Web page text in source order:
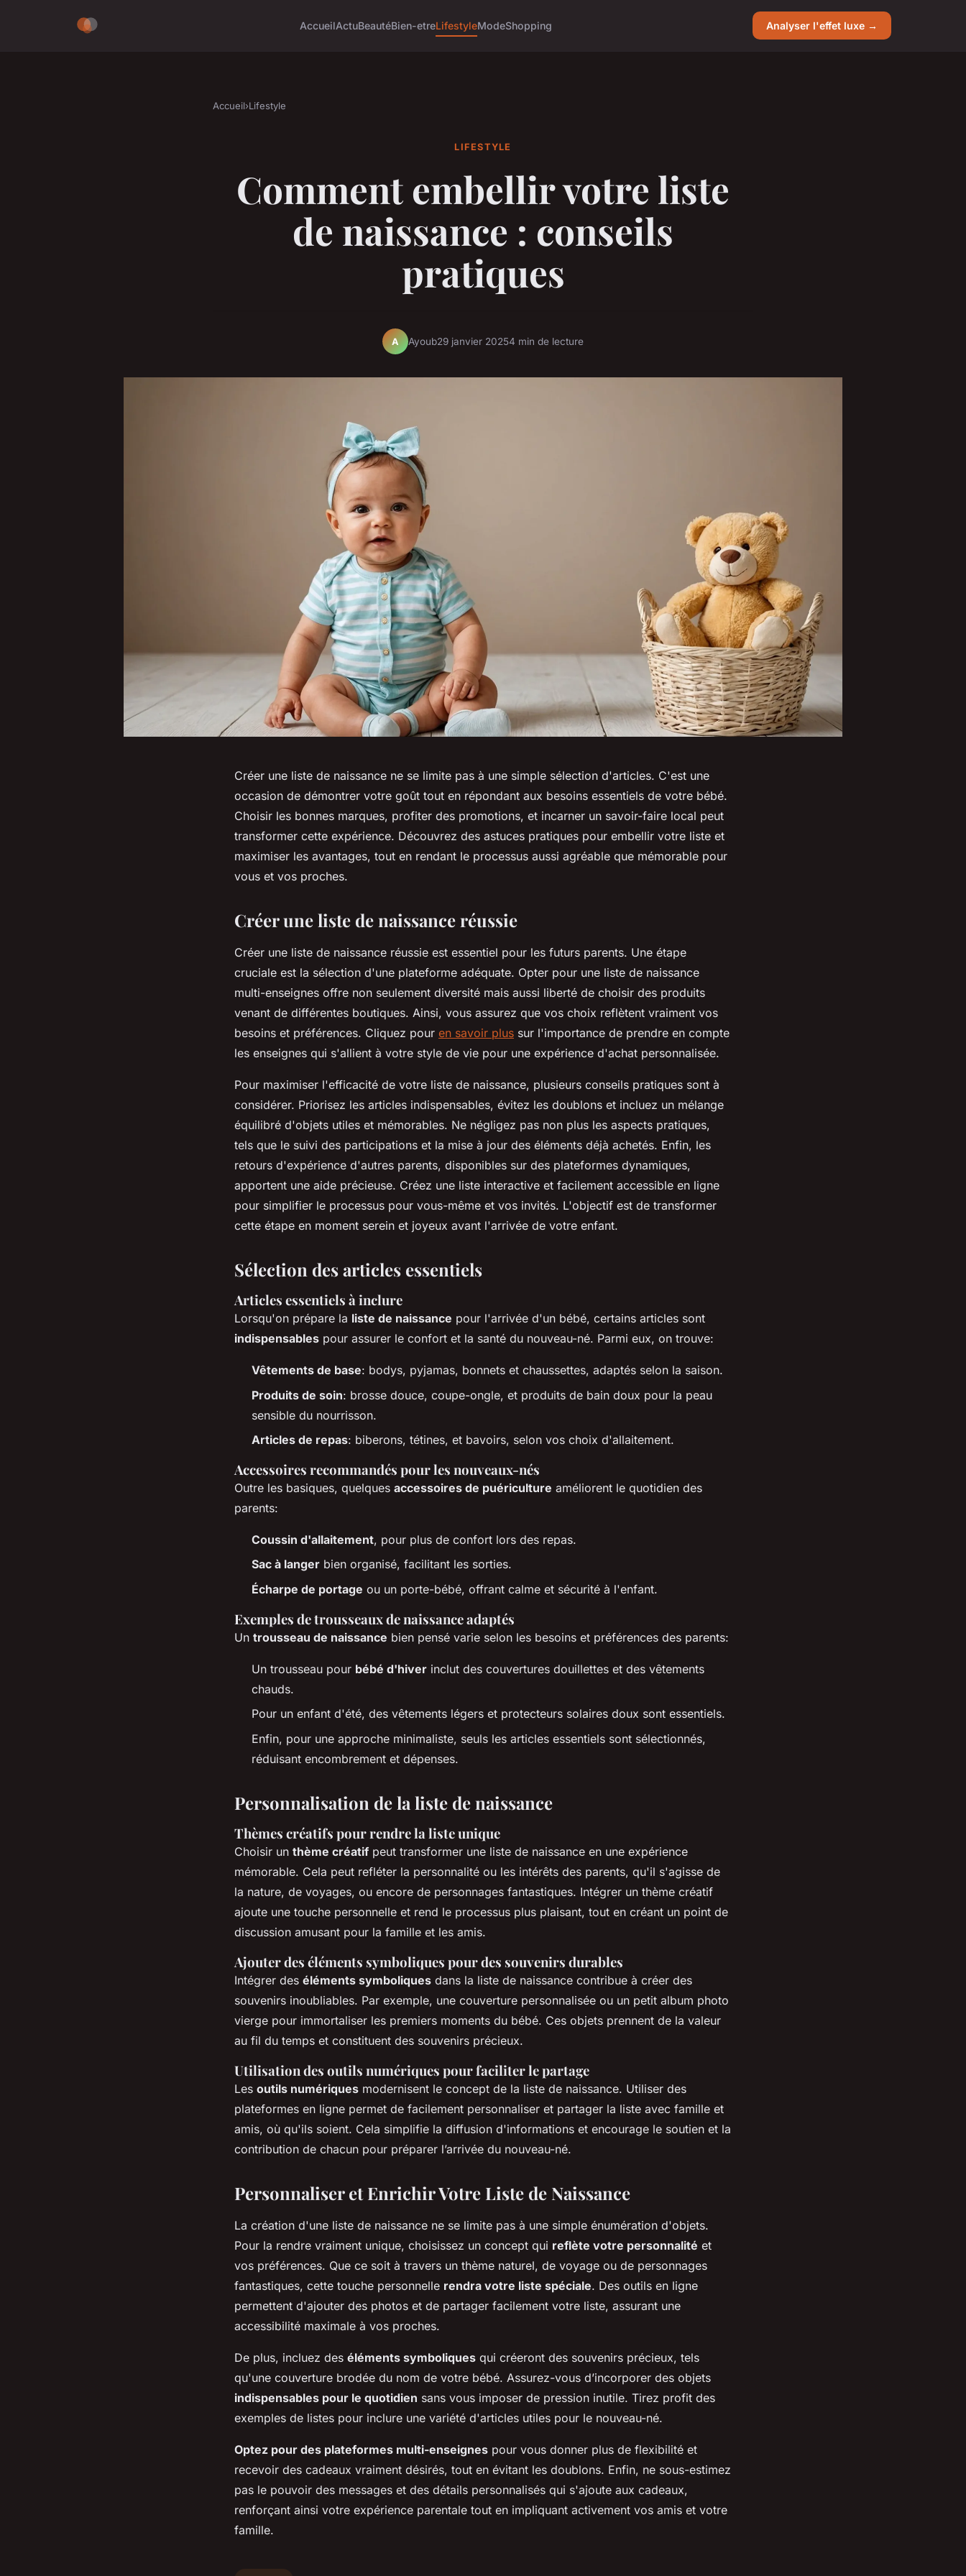
AccueilActuBeautéBien-etreLifestyleModeShopping Analyser l'effet luxe →
Accueil›Lifestyle
LIFESTYLE
Comment embellir votre liste
de naissance : conseils
pratiques
A Ayoub29 janvier 20254 min de lecture
Créer une liste de naissance ne se limite pas à une simple sélection d'articles. C'est une
occasion de démontrer votre goût tout en répondant aux besoins essentiels de votre bébé.
Choisir les bonnes marques, profiter des promotions, et incarner un savoir-faire local peut
transformer cette expérience. Découvrez des astuces pratiques pour embellir votre liste et
maximiser les avantages, tout en rendant le processus aussi agréable que mémorable pour
vous et vos proches.
Créer une liste de naissance réussie
Créer une liste de naissance réussie est essentiel pour les futurs parents. Une étape
cruciale est la sélection d'une plateforme adéquate. Opter pour une liste de naissance
multi-enseignes offre non seulement diversité mais aussi liberté de choisir des produits
venant de différentes boutiques. Ainsi, vous assurez que vos choix reflètent vraiment vos
besoins et préférences. Cliquez pour en savoir plus sur l'importance de prendre en compte
les enseignes qui s'allient à votre style de vie pour une expérience d'achat personnalisée.
Pour maximiser l'efficacité de votre liste de naissance, plusieurs conseils pratiques sont à
considérer. Priorisez les articles indispensables, évitez les doublons et incluez un mélange
équilibré d'objets utiles et mémorables. Ne négligez pas non plus les aspects pratiques,
tels que le suivi des participations et la mise à jour des éléments déjà achetés. Enfin, les
retours d'expérience d'autres parents, disponibles sur des plateformes dynamiques,
apportent une aide précieuse. Créez une liste interactive et facilement accessible en ligne
pour simplifier le processus pour vous-même et vos invités. L'objectif est de transformer
cette étape en moment serein et joyeux avant l'arrivée de votre enfant.
Sélection des articles essentiels
Articles essentiels à inclure
Lorsqu'on prépare la liste de naissance pour l'arrivée d'un bébé, certains articles sont
indispensables pour assurer le confort et la santé du nouveau-né. Parmi eux, on trouve:
Vêtements de base: bodys, pyjamas, bonnets et chaussettes, adaptés selon la saison.
Produits de soin: brosse douce, coupe-ongle, et produits de bain doux pour la peau
sensible du nourrisson.
Articles de repas: biberons, tétines, et bavoirs, selon vos choix d'allaitement.
Accessoires recommandés pour les nouveaux-nés
Outre les basiques, quelques accessoires de puériculture améliorent le quotidien des
parents:
Coussin d'allaitement, pour plus de confort lors des repas.
Sac à langer bien organisé, facilitant les sorties.
Écharpe de portage ou un porte-bébé, offrant calme et sécurité à l'enfant.
Exemples de trousseaux de naissance adaptés
Un trousseau de naissance bien pensé varie selon les besoins et préférences des parents:
Un trousseau pour bébé d'hiver inclut des couvertures douillettes et des vêtements
chauds.
Pour un enfant d'été, des vêtements légers et protecteurs solaires doux sont essentiels.
Enfin, pour une approche minimaliste, seuls les articles essentiels sont sélectionnés,
réduisant encombrement et dépenses.
Personnalisation de la liste de naissance
Thèmes créatifs pour rendre la liste unique
Choisir un thème créatif peut transformer une liste de naissance en une expérience
mémorable. Cela peut refléter la personnalité ou les intérêts des parents, qu'il s'agisse de
la nature, de voyages, ou encore de personnages fantastiques. Intégrer un thème créatif
ajoute une touche personnelle et rend le processus plus plaisant, tout en créant un point de
discussion amusant pour la famille et les amis.
Ajouter des éléments symboliques pour des souvenirs durables
Intégrer des éléments symboliques dans la liste de naissance contribue à créer des
souvenirs inoubliables. Par exemple, une couverture personnalisée ou un petit album photo
vierge pour immortaliser les premiers moments du bébé. Ces objets prennent de la valeur
au fil du temps et constituent des souvenirs précieux.
Utilisation des outils numériques pour faciliter le partage
Les outils numériques modernisent le concept de la liste de naissance. Utiliser des
plateformes en ligne permet de facilement personnaliser et partager la liste avec famille et
amis, où qu'ils soient. Cela simplifie la diffusion d'informations et encourage le soutien et la
contribution de chacun pour préparer l’arrivée du nouveau-né.
Personnaliser et Enrichir Votre Liste de Naissance
La création d'une liste de naissance ne se limite pas à une simple énumération d'objets.
Pour la rendre vraiment unique, choisissez un concept qui reflète votre personnalité et
vos préférences. Que ce soit à travers un thème naturel, de voyage ou de personnages
fantastiques, cette touche personnelle rendra votre liste spéciale. Des outils en ligne
permettent d'ajouter des photos et de partager facilement votre liste, assurant une
accessibilité maximale à vos proches.
De plus, incluez des éléments symboliques qui créeront des souvenirs précieux, tels
qu'une couverture brodée du nom de votre bébé. Assurez-vous d’incorporer des objets
indispensables pour le quotidien sans vous imposer de pression inutile. Tirez profit des
exemples de listes pour inclure une variété d'articles utiles pour le nouveau-né.
Optez pour des plateformes multi-enseignes pour vous donner plus de flexibilité et
recevoir des cadeaux vraiment désirés, tout en évitant les doublons. Enfin, ne sous-estimez
pas le pouvoir des messages et des détails personnalisés qui s'ajoute aux cadeaux,
renforçant ainsi votre expérience parentale tout en impliquant activement vos amis et votre
famille.